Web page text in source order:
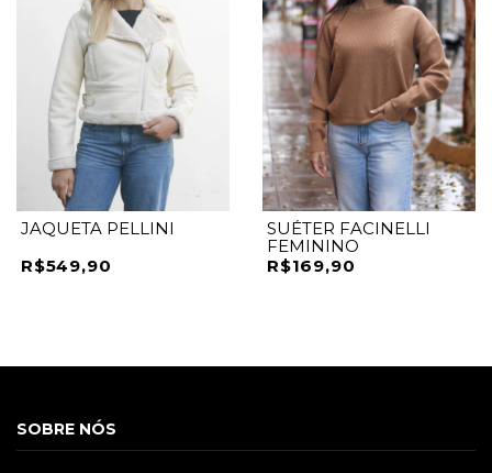
JAQUETA PELLINI
R$549,90
SUÉTER FACINELLI
FEMININO
R$169,90
SOBRE NÓS